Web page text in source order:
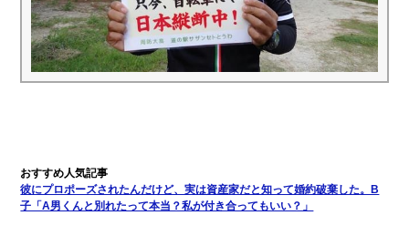
彼にプロポーズされたんだけど、実は資産家だと知って婚約破棄した。B
子「A男くんと別れたって本当？私が付き合ってもいい？」